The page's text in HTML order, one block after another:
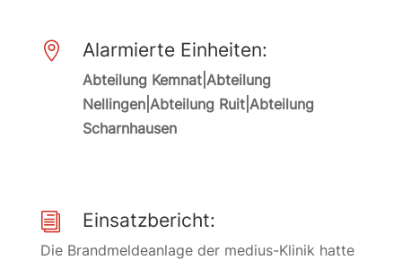
 Alarmierte Einheiten:
Abteilung Kemnat|Abteilung
Nellingen|Abteilung Ruit|Abteilung
Scharnhausen
i Einsatzbericht:
Die Brandmeldeanlage der medius-Klinik hatte